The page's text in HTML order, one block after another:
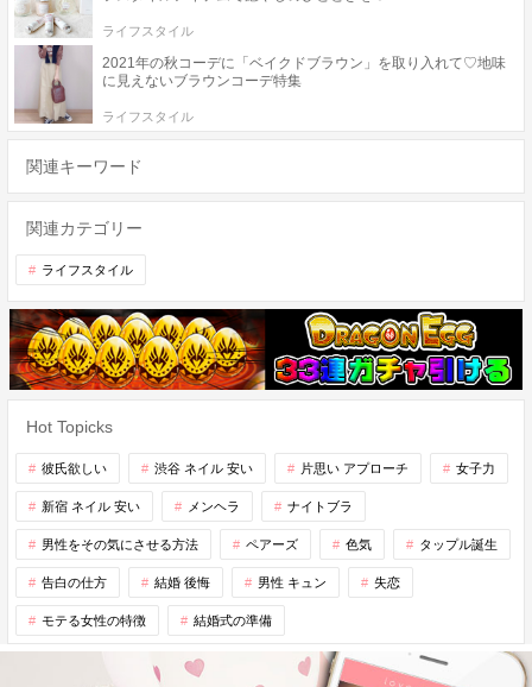
ライフスタイル
2021年の秋コーデに「ベイクドブラウン」を取り入れて♡地味
に見えないブラウンコーデ特集
ライフスタイル
関連キーワード
関連カテゴリー
ライフスタイル
Hot Topicks
彼氏欲しい 渋谷 ネイル 安い 片思い アプローチ 女子力
新宿 ネイル 安い メンヘラ ナイトブラ
男性をその気にさせる方法 ペアーズ 色気 タップル誕生
告白の仕方 結婚 後悔 男性 キュン 失恋
モテる女性の特徴 結婚式の準備